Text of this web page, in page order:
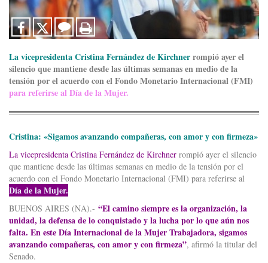
La vicepresidenta Cristina Fernández de Kirchnerrompió ayer el
silencio que mantiene desde las últimas semanas en medio de la
tensión por el acuerdo con el Fondo Monetario Internacional (FMI)
para referirse al Día de la Mujer.
Cristina: «Sigamos avanzando compañeras, con amor y con firmeza»
La vicepresidenta Cristina Fernández de Kirchner rompió ayer el silencio
que mantiene desde las últimas semanas en medio de la tensión por el
acuerdo con el Fondo Monetario Internacional (FMI) para referirse al
Día de la Mujer.
BUENOS AIRES (NA).- “El camino siempre es la organización, la
unidad, la defensa de lo conquistado y la lucha por lo que aún nos
falta. En este Día Internacional de la Mujer Trabajadora, sigamos
avanzando compañeras, con amor y con firmeza”, afirmó la titular del
Senado.